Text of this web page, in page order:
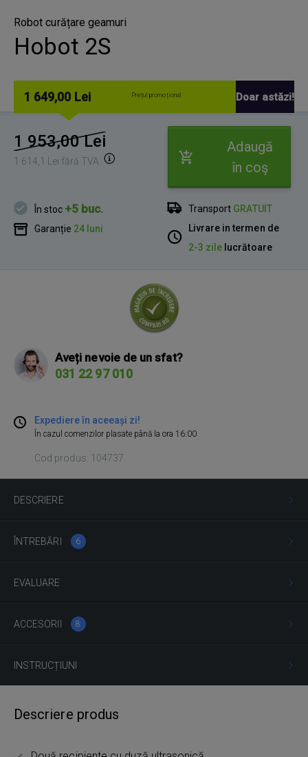
Robot curățare geamuri
Hobot 2S
1 649,00 Lei Prețul promoțional Doar astăzi!
1 953,00 Lei
1 614,1 Lei fără TVA
Adaugă
în coş
În stoc +5 buc.
Garanție 24 luni
Transport GRATUIT
Livrare in termen de
2-3 zile lucrătoare
Aveți nevoie de un sfat?
031 22 97 010
Expediere în aceeași zi!
În cazul comenzilor plasate până la ora 16:00
Cod produs: 104737
DESCRIERE
ÎNTREBĂRI 6
EVALUARE
ACCESORII 8
INSTRUCȚIUNI
Descriere produs